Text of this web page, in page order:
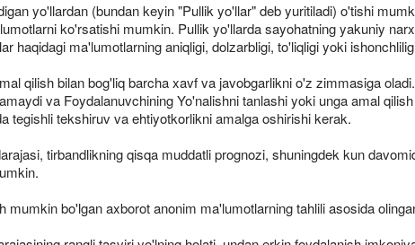
yo'llardan (bundan keyin "Pullik yo'llar" deb yuritiladi) o'tishi
ko'rsatishi mumkin. Pullik yo'llarda sayohatning yakuniy
haqidagi ma'lumotlarning aniqligi, dolzarbligi, to'liqligi yoki
qilish bilan bog'liq barcha xavf va javobgarlikni o'z zimmasiga
va Foydalanuvchining Yo'nalishni tanlashi yoki unga amal
tegishli tekshiruv va ehtiyotkorlikni amalga oshirishi kerak.
tirbandlikning qisqa muddatli prognozi, shuningdek kun
mumkin bo'lgan axborot anonim ma'lumotlarning tahlili asosida